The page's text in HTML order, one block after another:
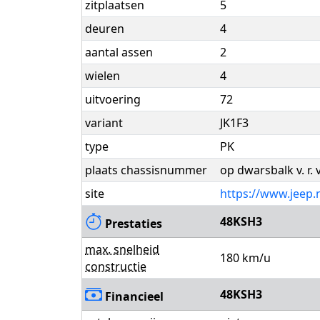
zitplaatsen
5
deuren
4
aantal assen
2
wielen
4
uitvoering
72
variant
JK1F3
type
PK
plaats chassisnummer
op dwarsbalk v. r.
site
https://
Prestaties
48KSH3
max. snelheid
constructie
180 km/u
Financieel
48KSH3